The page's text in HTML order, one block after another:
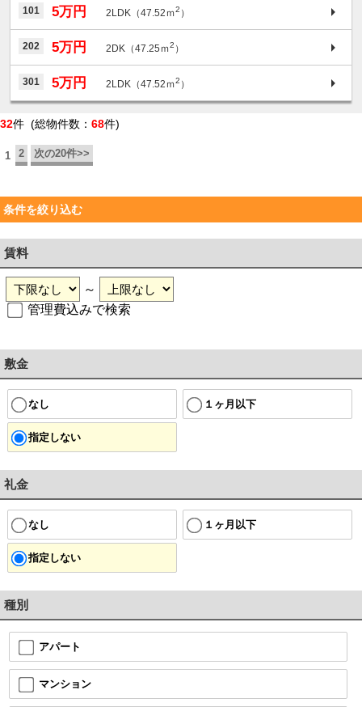
101 5万円 2LDK（47.52ｍ2 ）
202 5万円 2DK（47.25ｍ2 ）
301 5万円 2LDK（47.52ｍ2 ）
32件 (総物件数： 68件)
1 2 次の20件>>
条件を絞り込む
賃料
～
管理費込みで検索
敷金
なし １ヶ月以下
指定しない
礼金
なし １ヶ月以下
指定しない
種別
アパート
マンション